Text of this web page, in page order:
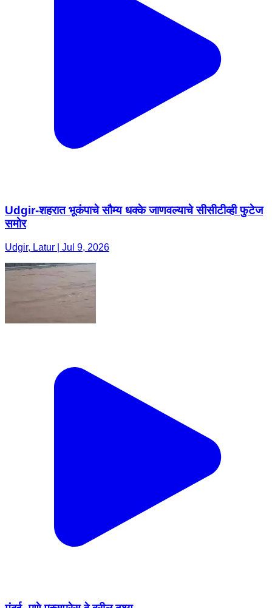
Udgir-शहरात भूकंपाचे सौम्य धक्के जाणवल्याचे सीसीटीव्ही फुटेज
समोर
Udgir, Latur | Jul 9, 2026